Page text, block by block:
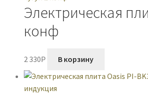
Электрическая
конф
2 330P В корзину